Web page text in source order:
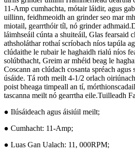
11-Amp cumhachta, mótair láidir, agus
uillinn, feidhmeoidh an grinder seo mar
miotail, gearrthóir tíl, nó grinder
láimhseáil cúnta a shuiteáil, Glas fearsaid
athsholáthar rothaí scríobach níos tapúla
clúdaithe le rubair le haghaidh rialú níos
solúbthacht, Greim ar mhéid beag le
Coscann an clúdach cosanta spréach
úsáide. Tá roth meilt 4-1/2 orlach
poist bheaga timpeall an tí,
tascanna meilt nó gearrtha eile.Tuilleadh
● Ilúsáideach agus áisiúil meilt;
● Cumhacht: 11-Amp;
● Luas Gan Ualach: 11, 000RPM;